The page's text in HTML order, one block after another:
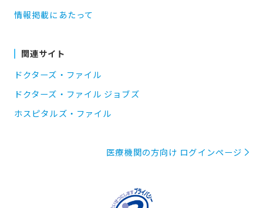
情報掲載にあたって
関連サイト
ドクターズ・ファイル
ドクターズ・ファイル ジョブズ
ホスピタルズ・ファイル
医療機関の方向け ログインページ